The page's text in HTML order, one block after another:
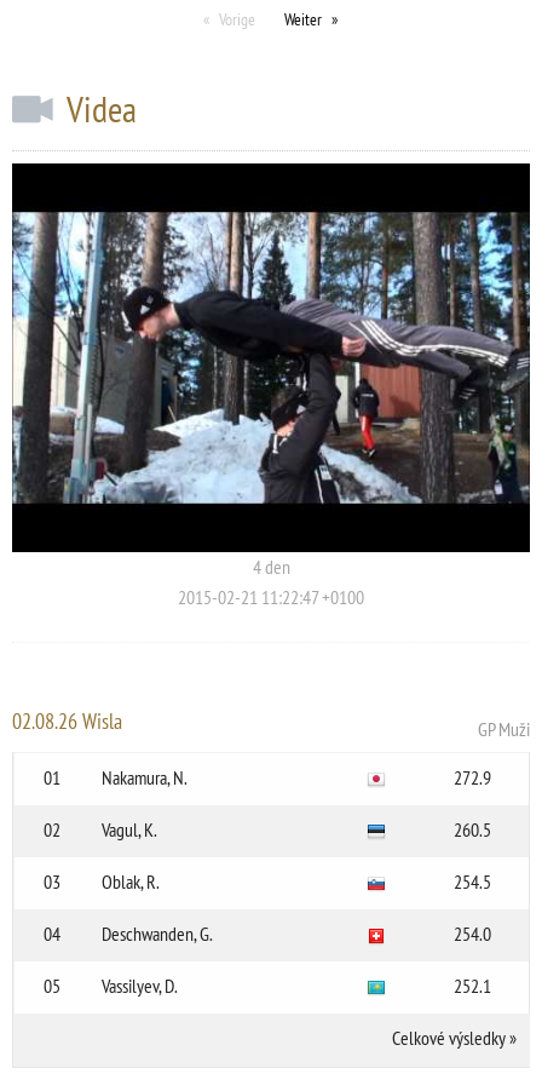
Vorige Weiter
Videa
4 den
2015-02-21 11:22:47 +0100
02.08.26 Wisla
GP Muži
01
Nakamura, N. 272.9
02 Vagul, K. 260.5
03 Oblak, R. 254.5
04 Deschwanden, G. 254.0
05 Vassilyev, D. 252.1
Celkové výsledky»